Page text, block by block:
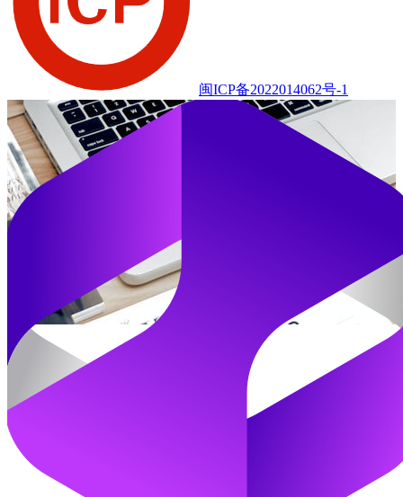
闽ICP备2022014062号-1